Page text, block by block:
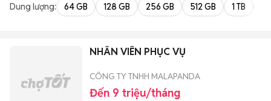
Dung lượng: 64 GB 128 GB 256 GB 512 GB 1 TB
NHÂN VIÊN PHỤC VỤ
CÔNG TY TNHH MALAPANDA
Đến 9 triệu/tháng